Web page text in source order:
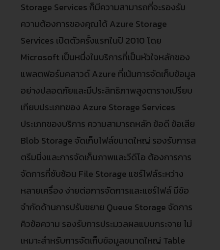
Storage Services ก็มีความสามารถที่จะรองรับ
ความต้องการของคุณได้ Azure Storage
Services เปิดตัวครั้งแรกในปี 2010 โดย
Microsoft เป็นหนึ่งในบริการที่เป็นหัวใจหลักของ
แพลตฟอร์มคลาวด์ Azure ที่เน้นการจัดเก็บข้อมูล
อย่างปลอดภัยและมีประสิทธิภาพสูงตารางเปรียบ
เทียบประเภทของ Azure Storage Services
ประเภทของบริการ ความสามารถหลัก ข้อดี ข้อเสีย
Blob Storage จัดเก็บไฟล์ขนาดใหญ่ รองรับการส
ตรีมมิ่งและการจัดเก็บภาพและวีดีโอ ต้องการการ
จัดการที่ซับซ้อน File Storage แชร์ไฟล์ระหว่าง
หลายเครื่อง ง่ายต่อการจัดการและแชร์ไฟล์ มีข้อ
จำกัดด้านการปรับขยาย Queue Storage จัดการ
คิวข้อความ รองรับการประมวลผลแบบกระจาย ไม่
เหมาะสำหรับการจัดเก็บข้อมูลขนาดใหญ่ Table